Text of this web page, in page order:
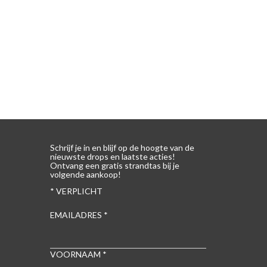
WORDEN OP DE PRODUCTPAGINA
Schrijf je in en blijf op de hoogte van de
nieuwste drops en laatste acties!
Ontvang een gratis strandtas bij je
volgende aankoop!
* VERPLICHT
EMAILADRES *
VOORNAAM *